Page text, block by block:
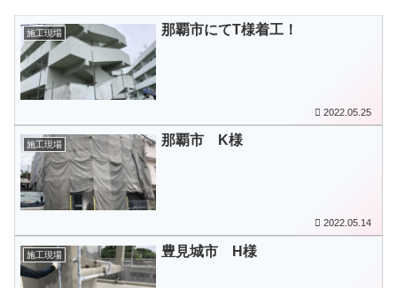
施工現場 那覇市にてT様着工！
2022.05.25
施工現場 那覇市 K様
2022.05.14
施工現場 豊見城市 H様